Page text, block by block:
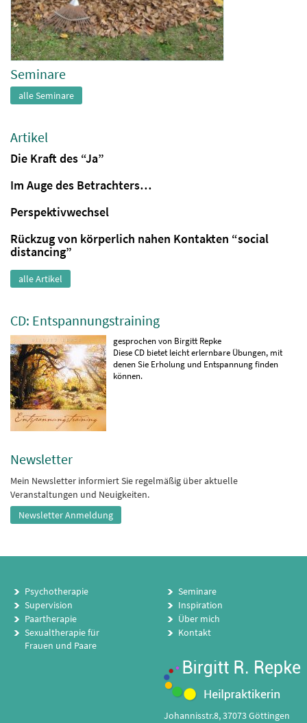
Seminare
alle Seminare
Artikel
Die Kraft des “Ja”
Im Auge des Betrachters…
Perspektivwechsel
Rückzug von körperlich nahen Kontakten “social
distancing”
alle Artikel
CD: Entspannungstraining
gesprochen von Birgitt Repke
Diese CD bietet leicht erlernbare Übungen, mit
denen Sie Erholung und Entspannung finden
können.
Newsletter
Mein Newsletter informiert Sie regelmäßig über aktuelle
Veranstaltungen und Neuigkeiten.
Newsletter Anmeldung
Psychotherapie
Supervision
Paartherapie
Sexualtherapie für
Frauen und Paare
Seminare
Inspiration
Über mich
Kontakt
Johannisstr.8, 37073 Göttingen